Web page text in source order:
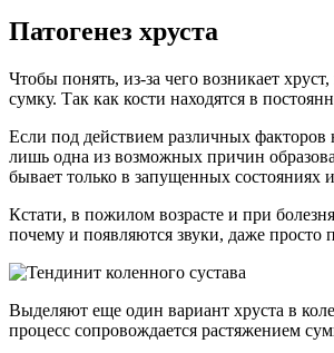
Патогенез хруста
Чтобы понять, из-за чего возникает
сумку. Так как кости находятся в
Если под действием различных факторов
лишь одна из возможных причин
бывает только в запущенных
Кстати, в пожилом возрасте и при
почему и появляются звуки, даже просто
Выделяют еще один вариант хруста в
процесс сопровождается растяжением